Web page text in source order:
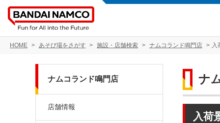
HOME あそび場をさがす 施設・店舗検索 ナムコランド鳴門店 入
ナ
入荷
ナムコランド鳴門店
店舗情報